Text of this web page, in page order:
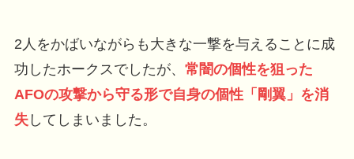
2人をかばいながらも大きな一撃を与えることに成
功したホークスでしたが、 常闇の個性を狙った
AFOの攻撃から守る形で自身の個性「剛翼」を消
失してしまいました。